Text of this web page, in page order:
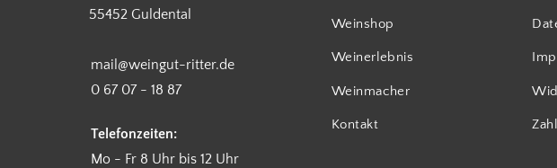
55452 Guldental
mail@weingut-ritter.de
0 67 07 - 18 87
Telefonzeiten:
Mo - Fr 8 Uhr bis 12 Uhr
Weinshop
Weinerlebnis
Weinmacher
Kontakt